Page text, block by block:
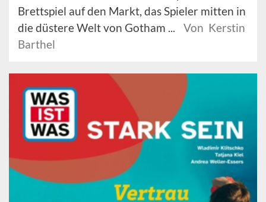
Brettspiel auf den Markt, das Spieler mitten in
die düstere Welt von Gotham ...
Von Kerstin
Barthel